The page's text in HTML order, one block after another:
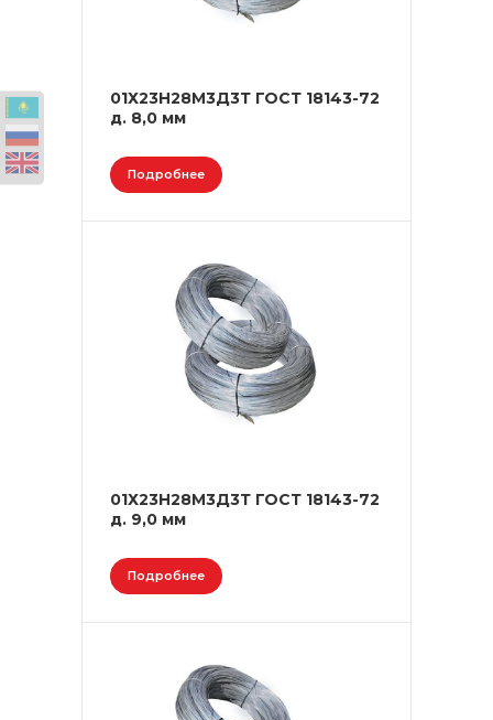
01Х23Н28М3Д3Т ГОСТ 18143-72
д. 8,0 мм
Подробнее
01Х23Н28М3Д3Т ГОСТ 18143-72
д. 9,0 мм
Подробнее